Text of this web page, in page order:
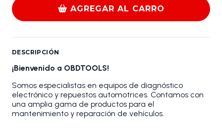
AGREGAR AL CARRO
DESCRIPCIÓN
¡Bienvenido a OBDTOOLS!
Somos especialistas en equipos de diagnóstico
electrónico y repuestos automotrices. Contamos con
una amplia gama de productos para el
mantenimiento y reparación de vehículos.